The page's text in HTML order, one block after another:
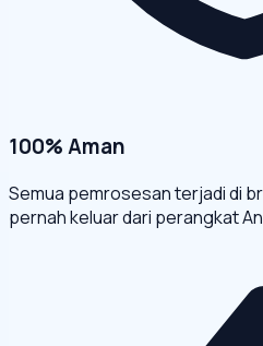
100% Aman
Semua pemrosesan terjadi di
pernah keluar dari perangkat